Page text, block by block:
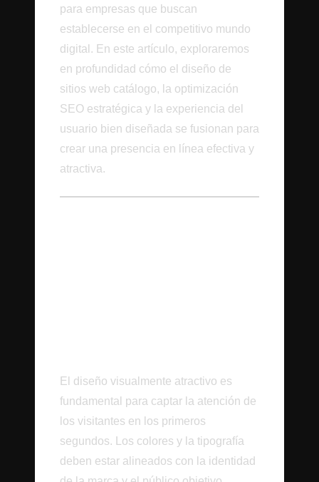
para empresas que buscan
establecerse en el competitivo mundo
digital. En este artículo, exploraremos
en profundidad cómo el diseño de
sitios web catálogo, la optimización
SEO estratégica y la experiencia del
usuario bien diseñada se fusionan para
crear una presencia en línea efectiva y
atractiva.
El diseño visualmente atractivo es
fundamental para captar la atención de
los visitantes en los primeros
segundos. Los colores y la tipografía
deben estar alineados con la identidad